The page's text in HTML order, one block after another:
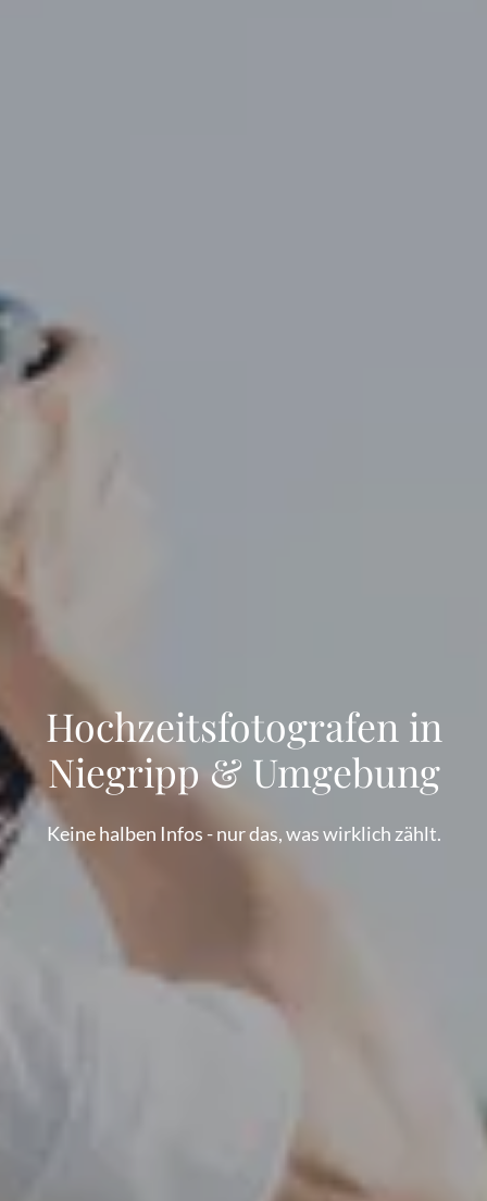
Hochzeitsfotografen in
Niegripp & Umgebung
Keine halben Infos - nur das, was wirklich zählt.